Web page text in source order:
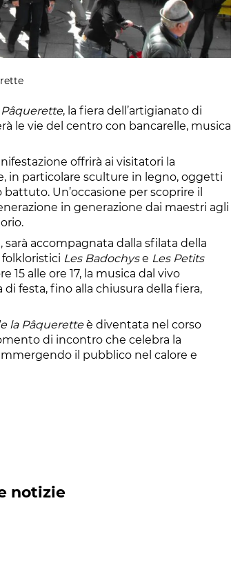
Pâquerette, la fiera dell’artigianato di
le vie del centro con bancarelle, musica
offrirà ai visitatori la
in particolare sculture in legno, oggetti
Un’occasione per scoprire il
in generazione dai maestri agli
sarà accompagnata dalla sfilata della
folkloristici Les Badochyse Les Petits
alle ore 17, la musica dal vivo
festa, fino alla chiusura della fiera,
la Pâqueretteè diventata nel corso
di incontro che celebra la
il pubblico nel calore e
notizie